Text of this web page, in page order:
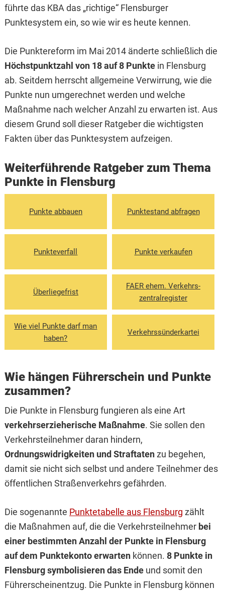
führte das KBA das „richtige“ Flensburger
Punktesystem ein, so wie wir es heute kennen.
Die Punktereform im Mai 2014 änderte schließlich die
Höchstpunktzahl von 18 auf 8 Punktein Flensburg
ab. Seitdem herrscht allgemeine Verwirrung, wie die
Punkte nun umgerechnet werden und welche
Maßnahme nach welcher Anzahl zu erwarten ist. Aus
diesem Grund soll dieser Ratgeber die wichtigsten
Fakten über das Punktesystem aufzeigen.
Weiterführende Ratgeber zum Thema
Punkte in Flensburg
Punkte abbauen Punktestand abfragen
Punkteverfall Punkte verkaufen
Überliegefrist
FAER ehem. Verkehrs­
zentralregister
Wie viel Punkte darf man
haben?
Verkehrssünder­kartei
Wie hängen Führerschein und Punkte
zusammen?
Die Punkte in Flensburg fungieren als eine Art
verkehrserzieherische Maßnahme. Sie sollen den
Verkehrsteilnehmer daran hindern,
Ordnungswidrigkeiten und Straftatenzu begehen,
damit sie nicht sich selbst und andere Teilnehmer des
öffentlichen Straßenverkehrs gefährden.
Die sogenannte Punktetabelle aus Flensburg zählt
die Maßnahmen auf, die die Verkehrsteilnehmer bei
einer bestimmten Anzahl der Punkte in Flensburg
auf dem Punktekonto erwartenkönnen. 8 Punkte in
Flensburg symbolisieren das Endeund somit den
Führerscheinentzug. Die Punkte in Flensburg können